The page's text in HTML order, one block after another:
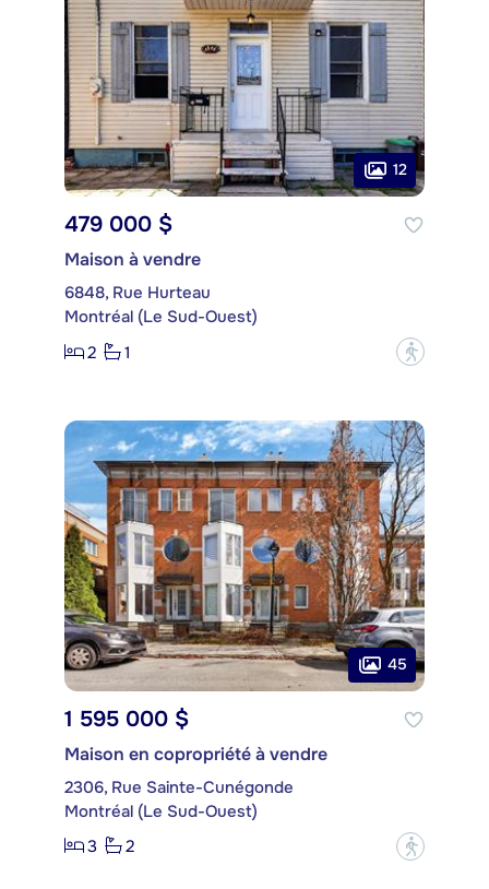
12
479 000 $
Maison à vendre
6848, Rue Hurteau
Montréal (Le Sud-Ouest)
2
1 ?
45
1 595 000 $
Maison en copropriété à vendre
2306, Rue Sainte-Cunégonde
Montréal (Le Sud-Ouest)
3
2 ?